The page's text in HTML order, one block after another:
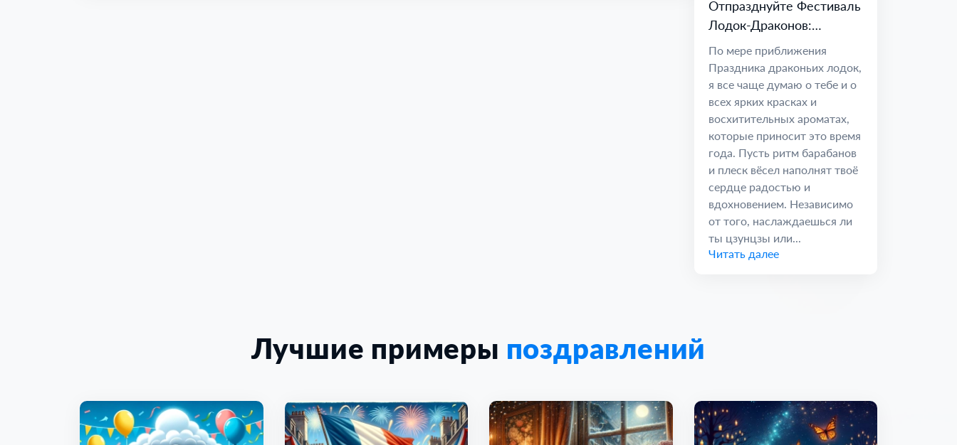
Отпразднуйте Фестиваль
Лодок-Драконов:
Радость, Единство и
Традиции
По мере приближения
Праздника драконьих лодок,
я все чаще думаю о тебе и о
всех ярких красках и
восхитительных ароматах,
которые приносит это время
года. Пусть ритм барабанов
и плеск вёсел наполнят твоё
сердце радостью и
вдохновением. Независимо
от того, наслаждаешься ли
ты цзунцзы или...
Читать далее
Лучшие примеры поздравлений